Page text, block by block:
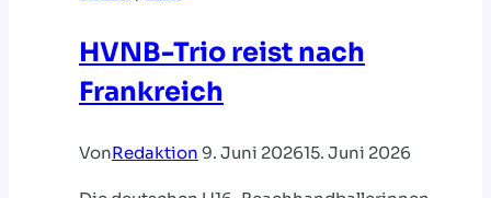
HVNB-Trio reist nach
Frankreich
VonRedaktion 9. Juni 202615. Juni 2026